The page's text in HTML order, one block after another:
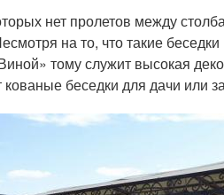
нет пролетов между
на то, что такие
тому служит высокая
беседки для дачи или